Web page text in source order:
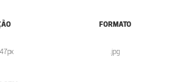
FORMATO
.jpg